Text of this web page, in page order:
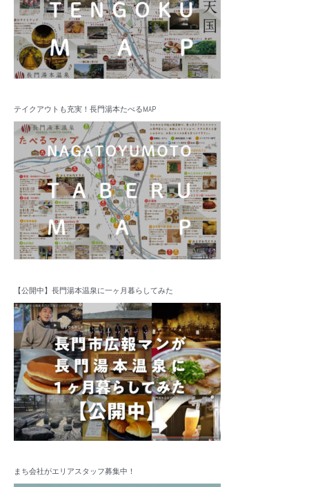
テイクアウトも充実！長門湯本たべるMAP
【公開中】長門湯本温泉に一ヶ月暮らしてみた
まち会社がエリアスタッフ募集中！